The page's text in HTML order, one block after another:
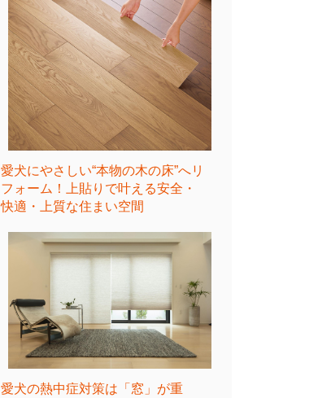
愛犬にやさしい“本物の木の床”へリ
フォーム！上貼りで叶える安全・
快適・上質な住まい空間
愛犬の熱中症対策は「窓」が重